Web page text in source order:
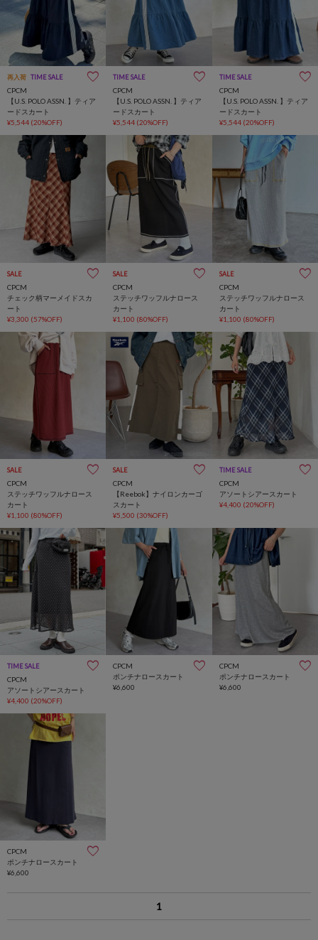
再入荷 TIME SALE
CPCM
【U.S. POLO ASSN. 】ティア
ードスカート
¥5,544 (20%OFF)
TIME SALE
CPCM
【U.S. POLO ASSN. 】ティア
ードスカート
¥5,544 (20%OFF)
TIME SALE
CPCM
【U.S. POLO ASSN. 】ティア
ードスカート
¥5,544 (20%OFF)
SALE
CPCM
チェック柄マーメイドスカ
ート
¥3,300 (57%OFF)
SALE
CPCM
ステッチワッフルナロース
カート
¥1,100 (80%OFF)
SALE
CPCM
ステッチワッフルナロース
カート
¥1,100 (80%OFF)
SALE
CPCM
ステッチワッフルナロース
カート
¥1,100 (80%OFF)
SALE
CPCM
【Reebok】ナイロンカーゴ
スカート
¥5,500 (30%OFF)
TIME SALE
CPCM
アソートシアースカート
¥4,400 (20%OFF)
TIME SALE
CPCM
アソートシアースカート
¥4,400 (20%OFF)
CPCM
ポンチナロースカート
¥6,600
CPCM
ポンチナロースカート
¥6,600
CPCM
ポンチナロースカート
¥6,600
1